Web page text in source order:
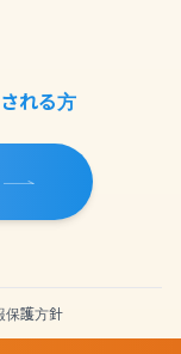
れる方
保護方針